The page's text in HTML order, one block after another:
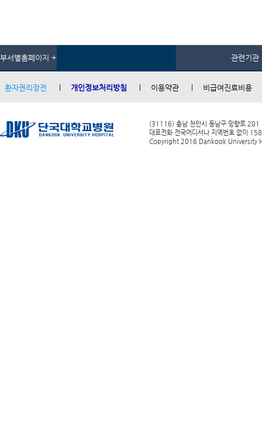
부서별홈페이지 + 관련기관
환자권리장전 개인정보처리방침 이용약관 비급여진료비용
(31116) 충남 천안시 동남구 망향로 201
대표전화 전국어디서나 지역번호 없이
Copyright 2016 Dankook University